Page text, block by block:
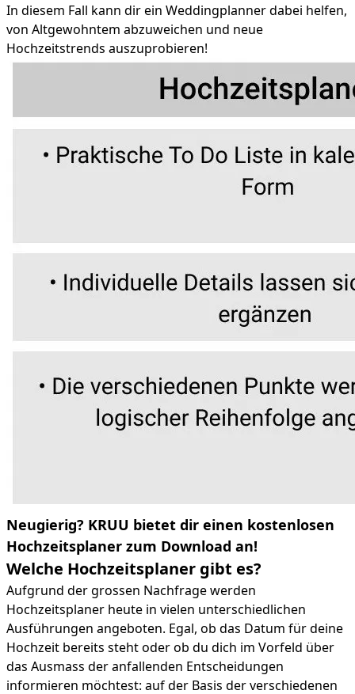
In diesem Fall kann dir ein Weddingplanner dabei helfen,
von Altgewohntem abzuweichen und neue
Hochzeitstrends auszuprobieren!
Neugierig? KRUU bietet dir einen kostenlosen
Hochzeitsplaner zum Download an!
Welche Hochzeitsplaner gibt es?
Aufgrund der grossen Nachfrage werden
Hochzeitsplaner heute in vielen unterschiedlichen
Ausführungen angeboten. Egal, ob das Datum für deine
Hochzeit bereits steht oder ob du dich im Vorfeld über
das Ausmass der anfallenden Entscheidungen
informieren möchtest: auf der Basis der verschiedenen